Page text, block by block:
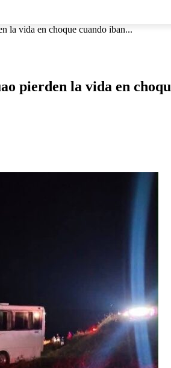
la vida en choque cuando iban...
pierden la vida en